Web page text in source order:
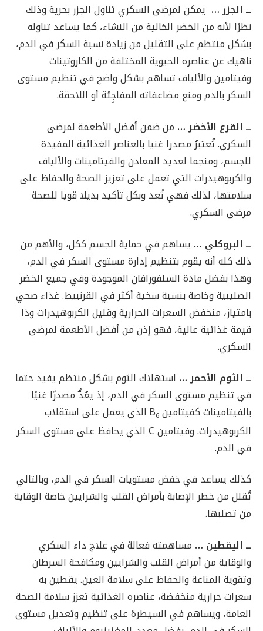
ــ الجزر … يمكن لمرضى السكري تناول الجزر بحرية وذلك
نظرًا لأنه من الخضر الخالية من النشاء، كما يساعد تناوله
بشكل منتظم على التقليل من زيادة نسبة السكر في الدم،
ناهيك عن عناصره الحيوية المختلفة من الكاروتينات
وفيتامين والألياف تساهم بشكل واضح في تنظيم مستوى
السكر بالدم ومنع مضاعفاته المفاجِئة أو اللاحقة.
ــ القرع الأخضر … من ضمن أفضل الأطعمة لمرضى
السكري. تُعتبرُ مصدرا غنيا بالعناصر الغذائية المفيدة
للجسم، ومنجما لعديد المعادن والفيتامينات والألياف
والكربوهيدرات التي تعمل على تعزيز الصحة والحفاظ على
سلامتها، لذلك فهي تُعد وبكل تأكيد بديلا قويا للصحة
مرضى السكري.
ــ البروكلي … يساهم في حماية الجسم ككل، والأهم من
ذلك كله أنه يقوم بتنظيم إدارة مستوى السكر في الدم،
وهذا بفضل مادة السلفورافان الموجودة وفي جميع الخضر
الصليبية وخاصة بنسبة سخية أكثر في القرنبيط. غذاء صحي
بامتياز، منخفض السعرات الحرارية وقليل الكربوهيدرات وذا
قيمة غذائية عالية، فهو إذن من أفضل الأطعمة لمرضى
السكري.
ــ الثوم الأحمر … استهلاك الثوم بشكل منتظم يفيد حتما
في تنظيم مستوى السكر في الدم، إذ يعُدُّ مصدرًا غنيًا
بالفيتامينات كفيتامين B 6
الذي يعمل على استقلاب
الكربوهيدرات. وفيتامين C الذي يحافظ على مستوى السكر
في الدم.
كذلك يساعد في خفض مستويات السكر في الدم، وبالتالي
تُقلل من خطر الإصابة بأمراض القلب والشرايين خاصة الوقاية
من تصلبها.
ــ اليقطين … مساهمته فعالة في علاج داء السكري
والوقاية من أمراض القلب والشرايين ومكافحة السرطان
وتقوية المناعة والحفاظ على سلامة العين. يقطين به
سعرات حرارية منخفضة، عناصره الغذائية تعزز سلامة الصحة
العامة، ويساهم في السيطرة على تنظيم وتعديل مستوى